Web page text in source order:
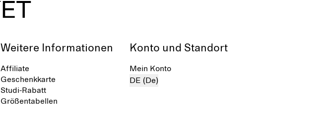
Weitere Informationen
Affiliate
Geschenkkarte
Studi-Rabatt
Größentabellen
Konto und Standort
Mein Konto
DE (De)